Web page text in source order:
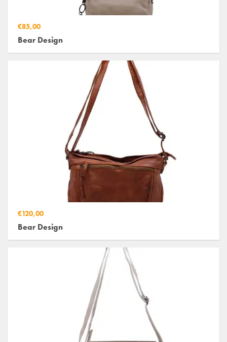
€85,00
Bear Design
€120,00
Bear Design